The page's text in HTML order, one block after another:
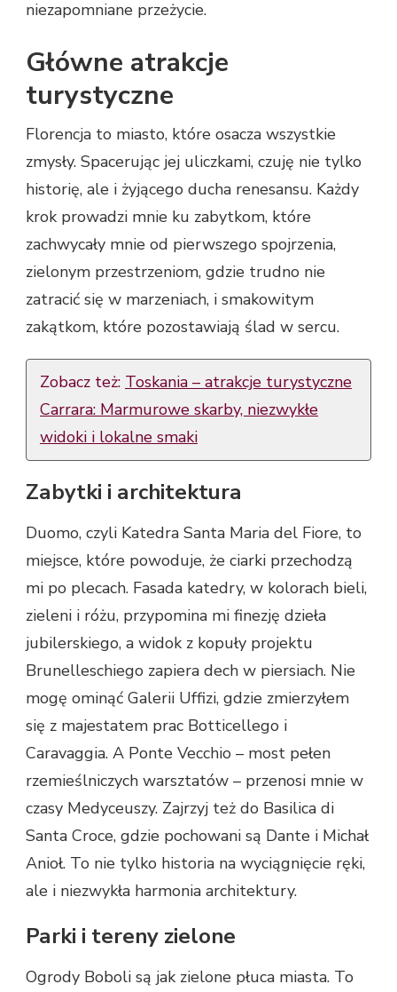
niezapomniane przeżycie.
Główne atrakcje
turystyczne
Florencja to miasto, które osacza wszystkie
zmysły. Spacerując jej uliczkami, czuję nie tylko
historię, ale i żyjącego ducha renesansu. Każdy
krok prowadzi mnie ku zabytkom, które
zachwycały mnie od pierwszego spojrzenia,
zielonym przestrzeniom, gdzie trudno nie
zatracić się w marzeniach, i smakowitym
zakątkom, które pozostawiają ślad w sercu.
Zobacz też: Toskania – atrakcje turystyczne
Carrara: Marmurowe skarby, niezwykłe
widoki i lokalne smaki
Zabytki i architektura
Duomo, czyli Katedra Santa Maria del Fiore, to
miejsce, które powoduje, że ciarki przechodzą
mi po plecach. Fasada katedry, w kolorach bieli,
zieleni i różu, przypomina mi finezję dzieła
jubilerskiego, a widok z kopuły projektu
Brunelleschiego zapiera dech w piersiach. Nie
mogę ominąć Galerii Uffizi, gdzie zmierzyłem
się z majestatem prac Botticellego i
Caravaggia. A Ponte Vecchio – most pełen
rzemieślniczych warsztatów – przenosi mnie w
czasy Medyceuszy. Zajrzyj też do Basilica di
Santa Croce, gdzie pochowani są Dante i Michał
Anioł. To nie tylko historia na wyciągnięcie ręki,
ale i niezwykła harmonia architektury.
Parki i tereny zielone
Ogrody Boboli są jak zielone płuca miasta. To